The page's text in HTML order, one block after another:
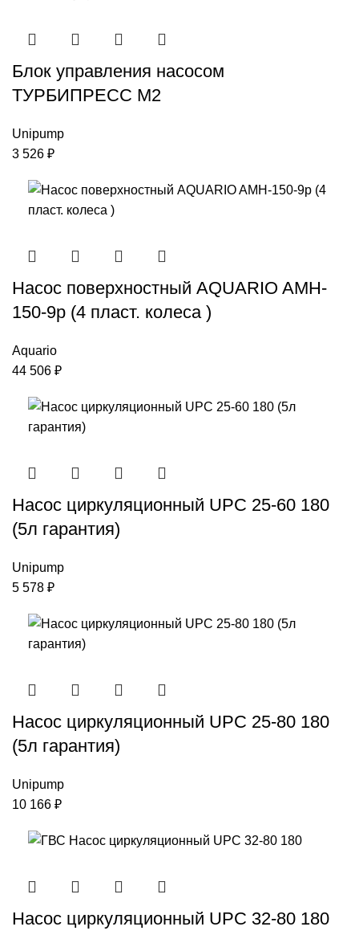
Блок управления насосом
ТУРБИПРЕСС М2
Unipump
3 526 ₽
Насос поверхностный AQUARIO AMH-
150-9р (4 пласт. колеса )
Aquario
44 506 ₽
Насос циркуляционный UPC 25-60 180
(5л гарантия)
Unipump
5 578 ₽
Насос циркуляционный UPC 25-80 180
(5л гарантия)
Unipump
10 166 ₽
Насос циркуляционный UPC 32-80 180